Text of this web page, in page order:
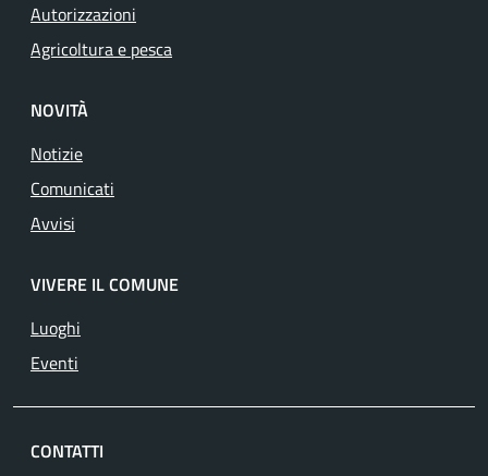
Autorizzazioni
Agricoltura e pesca
NOVITÀ
Notizie
Comunicati
Avvisi
VIVERE IL COMUNE
Luoghi
Eventi
CONTATTI